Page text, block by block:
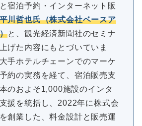
と宿泊予約・インターネット販
平川哲也氏（株式会社ベースア
と、観光経済新聞社のセミナ
げた内容にもとづいていま
手ホテルチェーンでのマーケ
約の実務を経て、宿泊販売支
のおよそ1,000施設のインタ
援を統括し、2022年に株式会
創業した、料金設計と販売運